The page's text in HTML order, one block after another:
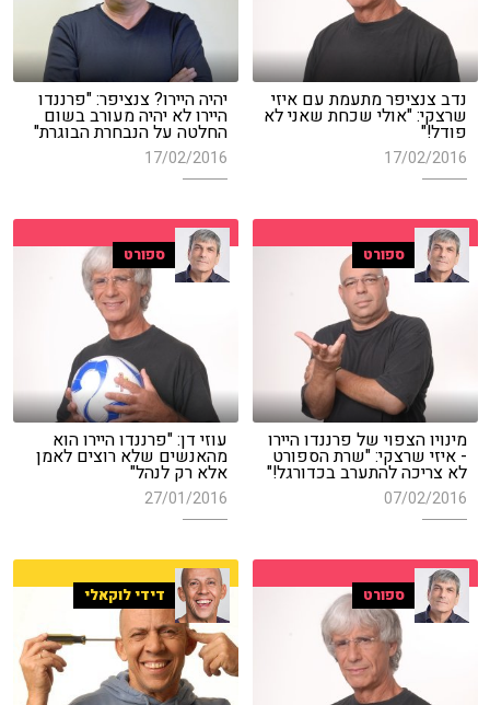
נדב צנציפר מתעמת עם איזי
שרצקי: "אולי שכחת שאני לא
פודל!"
17/02/2016
יהיה היירו? צנציפר: "פרננדו
היירו לא יהיה מעורב בשום
החלטה על הנבחרת הבוגרת"
17/02/2016
ספורט
מינויו הצפוי של פרננדו היירו
- איזי שרצקי: "שרת הספורט
לא צריכה להתערב בכדורגל!"
07/02/2016
ספורט
עוזי דן: "פרננדו היירו הוא
מהאנשים שלא רוצים לאמן
אלא רק לנהל"
27/01/2016
ספורט דידי לוקאלי